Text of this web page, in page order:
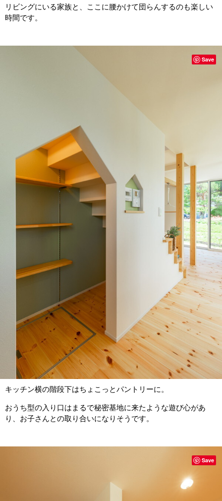
リビングにいる家族と、ここに腰かけて団らんするのも楽しい
時間です。
キッチン横の階段下はちょこっとパントリーに。
おうち型の入り口はまるで秘密基地に来たような遊び心があ
り、お子さんとの取り合いになりそうです。
Save
Save